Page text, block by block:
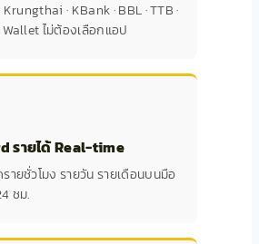
· KBank · BBL · TTB ·
ไม่ต้องเลือกแอป
รายได้ Real-time
ายชั่วโมง รายวัน รายเดือนบนมือ
ชม.